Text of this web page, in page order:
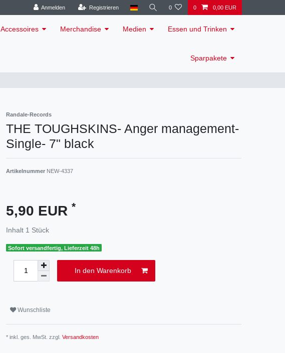
Anmelden Registrieren 0 0 0,00 EUR
Accessoires Merchandise Medien Essen und Trinken
Sparpakete
Randale-Records
THE TOUGHSKINS- Anger management-
Single- 7" black
Artikelnummer NEW-4337
5,90 EUR *
Inhalt 1 Stück
Sofort versandfertig, Lieferzeit 48h
In den Warenkorb
Wunschliste
* inkl. ges. MwSt. zzgl. Versandkosten